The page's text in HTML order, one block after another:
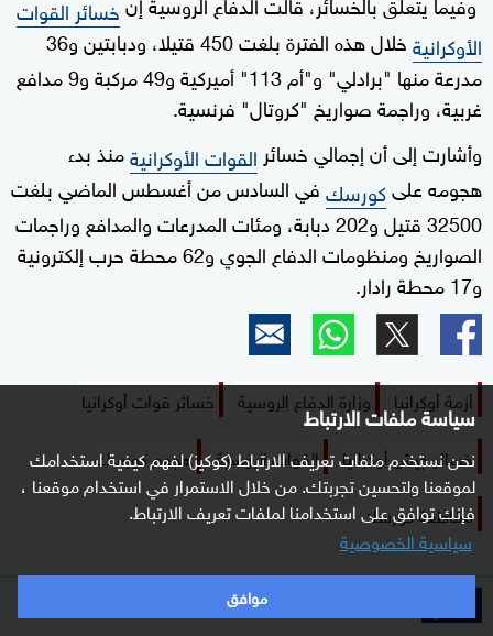
سياسة ملفات الارتباط
نحن نستخدم ملفات تعريف الارتباط (كوكيز) لفهم كيفية استخدامك
لموقعنا ولتحسين تجربتك. من خلال الاستمرار في استخدام موقعنا ،
فإنك توافق على استخدامنا لملفات تعريف الارتباط.
سياسية الخصوصية
موافق
خسائر القوات
الأوكرانية
خلال هذه الفترة بلغت 450 قتيلا، ودبابتين و36
مدرعة منها "برادلي" و"أم 113" أميركية و49 مركبة و9 مدافع
غربية، وراجمة صواريخ "كروتال" فرنسية.
وأشارت إلى أن إجمالي خسائر القوات الأوكرانيةمنذ بدء
هجومه علىكورسكفي السادس من أغسطس الماضي بلغت
32500 قتيل و202 دبابة، ومئات المدرعات والمدافع وراجمات
الصواريخ ومنظومات الدفاع الجوي و62 محطة حرب إلكترونية
و17 محطة رادار.
أزمة أوكرانيا وزارة الدفاع الروسية
خسائر قوات أوكرانيا
خسائر جيش أوكرانيا
القوات الروسية
هجوم كورسك
مقاطعة كورسك